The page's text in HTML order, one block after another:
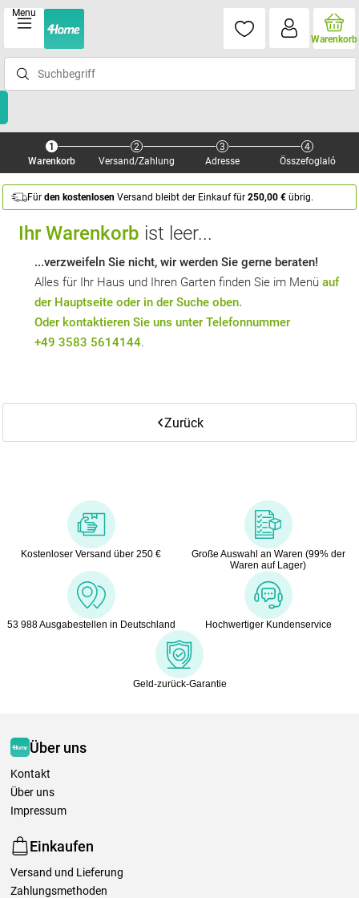
Menu
Warenkorb
1
Warenkorb
2
Versand/Zahlung
3
Adresse
4
Összefoglaló
Für den kostenlosen Versand bleibt der Einkauf für 250,00 € übrig.
Ihr Warenkorb ist leer...
...verzweifeln Sie nicht, wir werden Sie gerne beraten!
Alles für Ihr Haus und Ihren Garten finden Sie im Menü auf
der Hauptseite oder in der Suche oben.
Oder kontaktieren Sie uns unter Telefonnummer
+49 3583 5614144.
Zurück
Kostenloser Versand über 250 €
Große Auswahl an Waren (99% der
Waren auf Lager)
53 988 Ausgabestellen in Deutschland Hochwertiger Kundenservice
Geld-zurück-Garantie
Über uns
Kontakt
Über uns
Impressum
Einkaufen
Versand und Lieferung
Zahlungsmethoden